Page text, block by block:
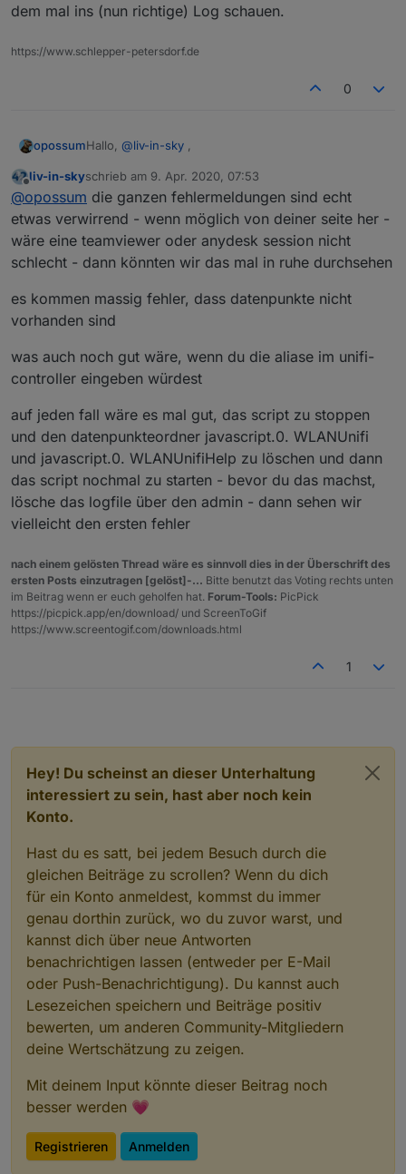
dem mal ins (nun richtige) Log schauen.
https://www.schlepper-petersdorf.de
0
opossumHallo, @liv-in-sky
ich hatte nur die Anwesenheit aktiv. Habe das Script
mal neu eingebunden und werde das beobachten.
Sorry für das falsche Log, ich schicke Dir mal den
richtigen Downloadlink in der PN. Vielleicht kannst
Du ja trotz dem mal ins (nun richtige) Log schauen.
liv-in-skyschrieb am 9. Apr. 2020, 07:53
zuletzt editiert von
@opossum die ganzen fehlermeldungen sind echt
etwas verwirrend - wenn möglich von deiner seite her -
wäre eine teamviewer oder anydesk session nicht
schlecht - dann könnten wir das mal in ruhe durchsehen
es kommen massig fehler, dass datenpunkte nicht
vorhanden sind
was auch noch gut wäre, wenn du die aliase im unifi-
controller eingeben würdest
auf jeden fall wäre es mal gut, das script zu stoppen
und den datenpunkteordner javascript.0. WLANUnifi
und javascript.0. WLANUnifiHelp zu löschen und dann
das script nochmal zu starten - bevor du das machst,
lösche das logfile über den admin - dann sehen wir
vielleicht den ersten fehler
nach einem gelösten Thread wäre es sinnvoll dies in der Überschrift des
ersten Posts einzutragen [gelöst]-... Bitte benutzt das Voting rechts unten
im Beitrag wenn er euch geholfen hat. Forum-Tools: PicPick
https://picpick.app/en/download/ und ScreenToGif
https://www.screentogif.com/downloads.html
1
Hey! Du scheinst an dieser Unterhaltung
interessiert zu sein, hast aber noch kein
Konto.
Hast du es satt, bei jedem Besuch durch die
gleichen Beiträge zu scrollen? Wenn du dich
für ein Konto anmeldest, kommst du immer
genau dorthin zurück, wo du zuvor warst, und
kannst dich über neue Antworten
benachrichtigen lassen (entweder per E-Mail
oder Push-Benachrichtigung). Du kannst auch
Lesezeichen speichern und Beiträge positiv
bewerten, um anderen Community-Mitgliedern
deine Wertschätzung zu zeigen.
Mit deinem Input könnte dieser Beitrag noch
besser werden 💗
Registrieren Anmelden